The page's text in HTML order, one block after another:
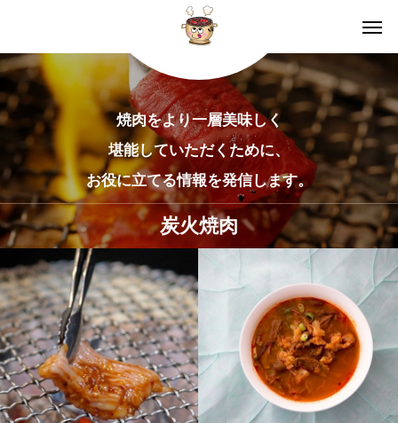
焼肉をより一層美味しく
堪能していただくために、
お役に立てる情報を発信します。
炭火焼肉